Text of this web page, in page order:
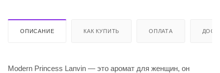
ОПИСАНИЕ КАК КУПИТЬ ОПЛАТА
Modern Princess Lanvin — это аромат для женщин, он